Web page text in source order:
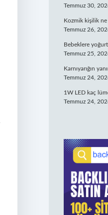
Temmuz 30,
Kozmik kişilik ne
Temmuz 26,
Bebeklere
Temmuz 25,
Karnıyarığın
Temmuz 24,
1W LED kaç
Temmuz 24,